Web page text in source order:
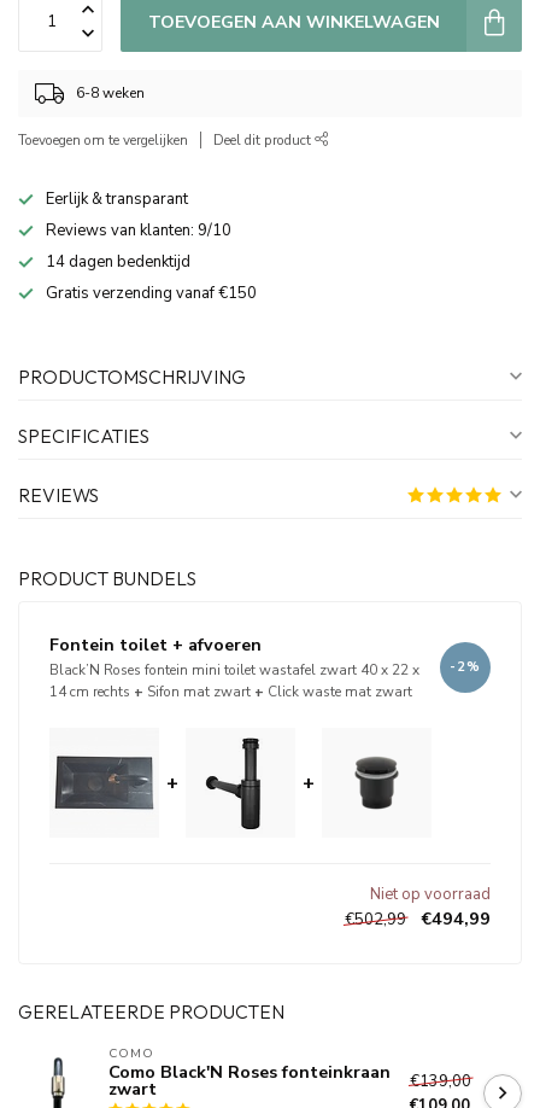
TOEVOEGEN AAN WINKELWAGEN
6-8 weken
Toevoegen om te vergelijken Deel dit product
Eerlijk & transparant
Reviews van klanten: 9/10
14 dagen bedenktijd
Gratis verzending vanaf €150
PRODUCTOMSCHRIJVING
SPECIFICATIES
REVIEWS
PRODUCT BUNDELS
Fontein toilet + afvoeren
Black’N Roses fontein mini toilet wastafel zwart 40 x 22 x
14 cm rechts + Sifon mat zwart + Click waste mat zwart
-2%
+ +
Niet op voorraad
€502,99
€494,99
GERELATEERDE PRODUCTEN
COMO
Como Black'N Roses fonteinkraan
zwart
€139,00